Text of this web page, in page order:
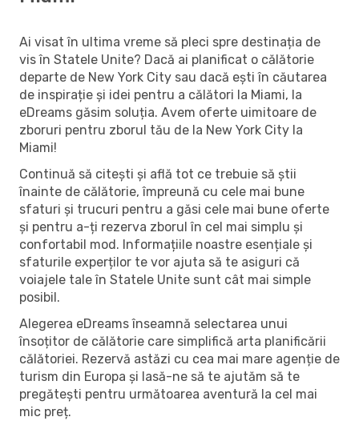
Ai visat în ultima vreme să pleci spre destinația de
vis în Statele Unite? Dacă ai planificat o călătorie
departe de New York City sau dacă ești în căutarea
de inspirație și idei pentru a călători la Miami, la
eDreams găsim soluția. Avem oferte uimitoare de
zboruri pentru zborul tău de la New York City la
Miami!
Continuă să citești și află tot ce trebuie să știi
înainte de călătorie, împreună cu cele mai bune
sfaturi și trucuri pentru a găsi cele mai bune oferte
și pentru a-ți rezerva zborul în cel mai simplu și
confortabil mod. Informațiile noastre esențiale și
sfaturile experților te vor ajuta să te asiguri că
voiajele tale în Statele Unite sunt cât mai simple
posibil.
Alegerea eDreams înseamnă selectarea unui
însoțitor de călătorie care simplifică arta planificării
călătoriei. Rezervă astăzi cu cea mai mare agenție de
turism din Europa și lasă-ne să te ajutăm să te
pregătești pentru următoarea aventură la cel mai
mic preț.